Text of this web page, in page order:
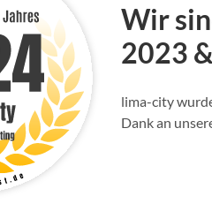
Wir
2023
lima-city
Dank an